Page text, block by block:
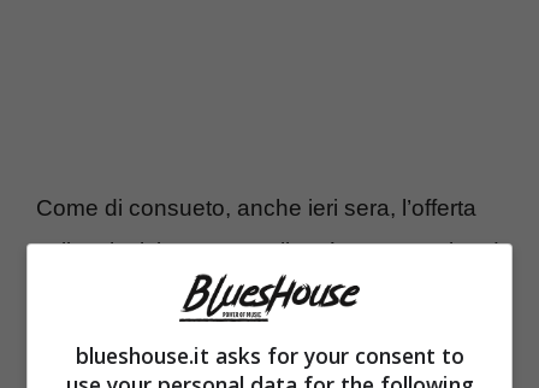
Come di consueto, anche ieri sera, l’offerta
sulla televisione generalista è stata ampia ed
i telespettatori hanno avuto modo di
Rai 2 è andato in onda il docu-reality “La
blueshouse.it asks for your consent to